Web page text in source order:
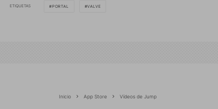
ETIQUETAS PORTAL VALVE
Inicio App Store Vídeos de Jump